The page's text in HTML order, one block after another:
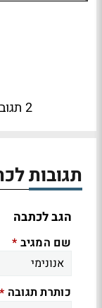
2 תגובות
תגובות
הגב לכתבה
שם המגיב *
כותרת תגובה *